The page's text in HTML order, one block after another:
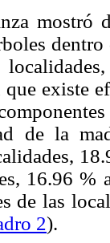
mostró
que existe
de la
16.96 %
de las
2).